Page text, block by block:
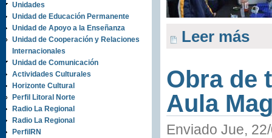
Unidades
Unidad de Educación Permanente
Unidad de Apoyo a la Enseñanza
Unidad de Cooperación y Relaciones
Internacionales
Unidad de Comunicación
Actividades Culturales
Horizonte Cultural
Perfil Litoral Norte
Radio La Regional
Radio La Regional
PerfilRN
Leer más
Obra de
Aula
Enviado Jue,